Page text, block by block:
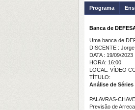
Programa
Banca de
Uma banca de
DISCENTE :
DATA : 19/09/2023
HORA: 16:00
LOCAL: VÍDEO
TÍTULO:
Análise de
PALAVRAS-
Previsão de